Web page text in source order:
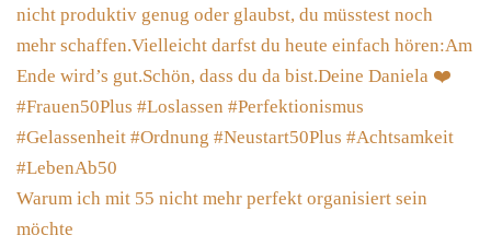
Warum ich mit 55 nicht mehr perfekt organisiert sein
möchte